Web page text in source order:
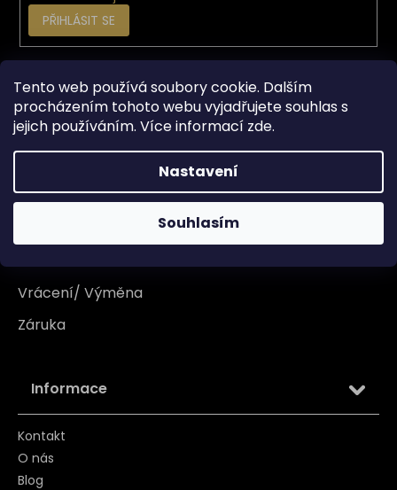
Tento web používá soubory cookie. Dalším
procházením tohoto webu vyjadřujete souhlas s
jejich používáním. Více informací zde.
Nastavení
Souhlasím
PŘIHLÁSIT SE
Vše o nákupu
Doprava
Platba
Vrácení/ Výměna
Záruka
Informace
Kontakt
O nás
Blog